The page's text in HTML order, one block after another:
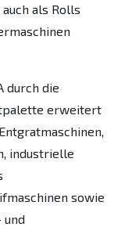
als Rolls
durch die
erweitert
industrielle
sowie
und